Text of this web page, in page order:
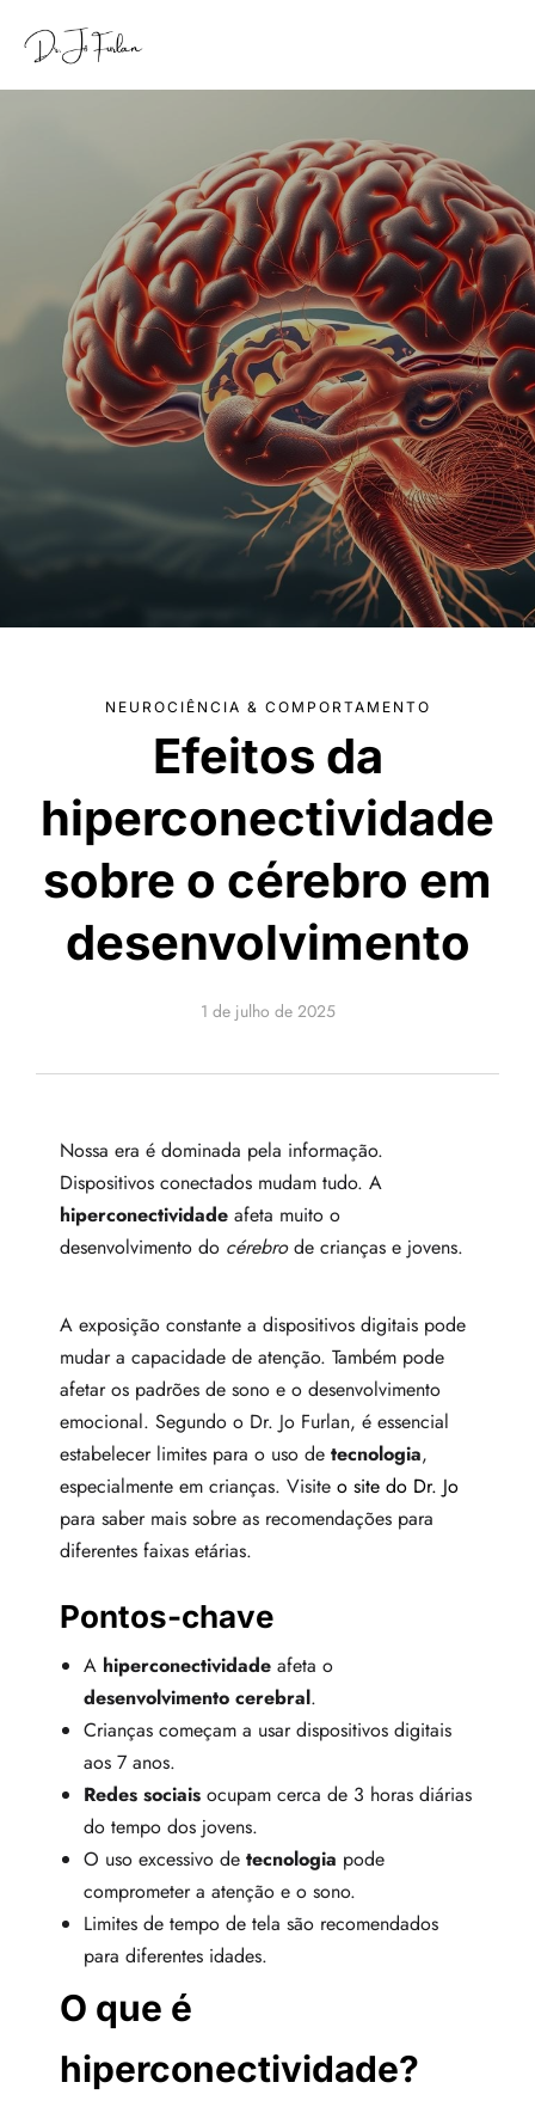
NEUROCIÊNCIA & COMPORTAMENTO
Efeitos da
hiperconectividade
sobre o cérebro em
desenvolvimento
1 de julho de 2025
Nossa era é dominada pela informação.
Dispositivos conectados mudam tudo. A
hiperconectividade afeta muito o
desenvolvimento do cérebrode crianças e jovens.
A exposição constante a dispositivos digitais pode
mudar a capacidade de atenção. Também pode
afetar os padrões de sono e o desenvolvimento
emocional. Segundo o Dr. Jo Furlan, é essencial
estabelecer limites para o uso de tecnologia,
especialmente em crianças. Visite o site do Dr. Jo
para saber mais sobre as recomendações para
diferentes faixas etárias.
Pontos-chave
A hiperconectividade afeta o
desenvolvimento cerebral.
Crianças começam a usar dispositivos digitais
aos 7 anos.
Redes sociais ocupam cerca de 3 horas diárias
do tempo dos jovens.
O uso excessivo de tecnologia pode
comprometer a atenção e o sono.
Limites de tempo de tela são recomendados
para diferentes idades.
O que é
hiperconectividade?